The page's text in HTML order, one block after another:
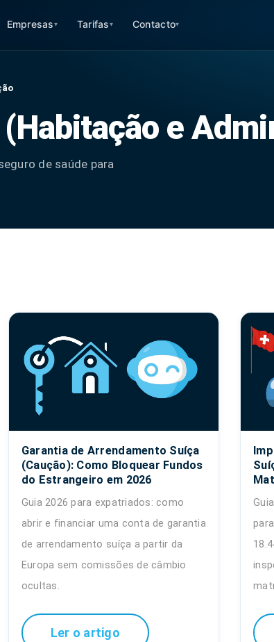
Empresas▾ Tarifas▾ Contacto▾
e
de saúde para
Garantia de Arrendamento Suíça
(Caução): Como Bloquear Fundos
do Estrangeiro em 2026
Guia 2026 para expatriados: como
abrir e financiar uma conta de garantia
de arrendamento suíça a partir da
Europa sem comissões de câmbio
ocultas.
Ler o artigo